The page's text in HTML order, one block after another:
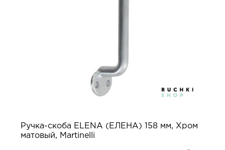
Ручка-скоба ELENA (ЕЛЕНА) 158 мм, Хром
матовый, Martinelli